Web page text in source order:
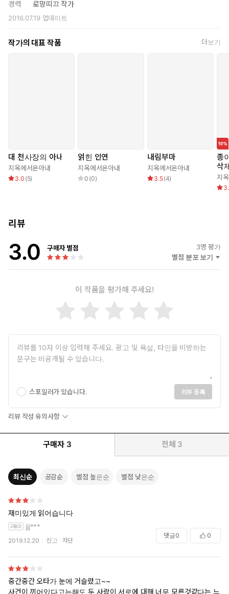
는 그녀의 안에서 영원히 잠들고 싶었다, 당장.
그러나 그녀는 아직 그가 원하는 대로 해 줄 생각이 없는 듯 가슴을
잔인한 고문관이었다. 그는 고문을 즐기는 이상성욕자가 된 것처럼
기는 것 같았다.
“제발…….”
경력
로망띠끄 작가
2016.07.19 업데이트
작가의 대표 작품 더보기
대 천사장의 아내
지옥에서온아내
3.0 (5)
얽힌 인연
지옥에서온아내
0 (0)
내림부마
지옥에서온아내
3.5(4)
종
삭
지
리뷰
3.0 구매자 별점 3명 평가
별점 분포 보기
이 작품을 평가해 주세요!
스포일러가 있습니다. 리뷰 등록
리뷰 작성 유의사항
구매자 3 전체 3
최신순 공감순 별점 높은순 별점 낮은순
재미있게 읽어습니다
jjj***
2019.12.20 신고 차단
댓글0 0
중간중간 오타가 눈에 거슬렸고~~
사건이 끼어있다고는해도 두 사람이 서로에 대해 너무 모른것같다는 느